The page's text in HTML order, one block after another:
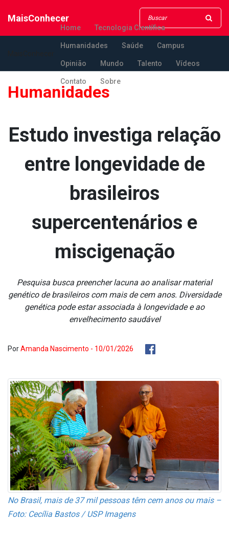
MaisConhecer
Home Tecnologia Científica
Humanidades Saúde Campus
Opinião Mundo Talento Vídeos
Contato Sobre
Humanidades
Estudo investiga relação
entre longevidade de
brasileiros
supercentenários e
miscigenação
Pesquisa busca preencher lacuna ao analisar material
genético de brasileiros com mais de cem anos. Diversidade
genética pode estar associada à longevidade e ao
envelhecimento saudável
PorAmanda Nascimento - 10/01/2026
No Brasil, mais de 37 mil pessoas têm cem anos ou mais –
Foto: Cecília Bastos / USP Imagens